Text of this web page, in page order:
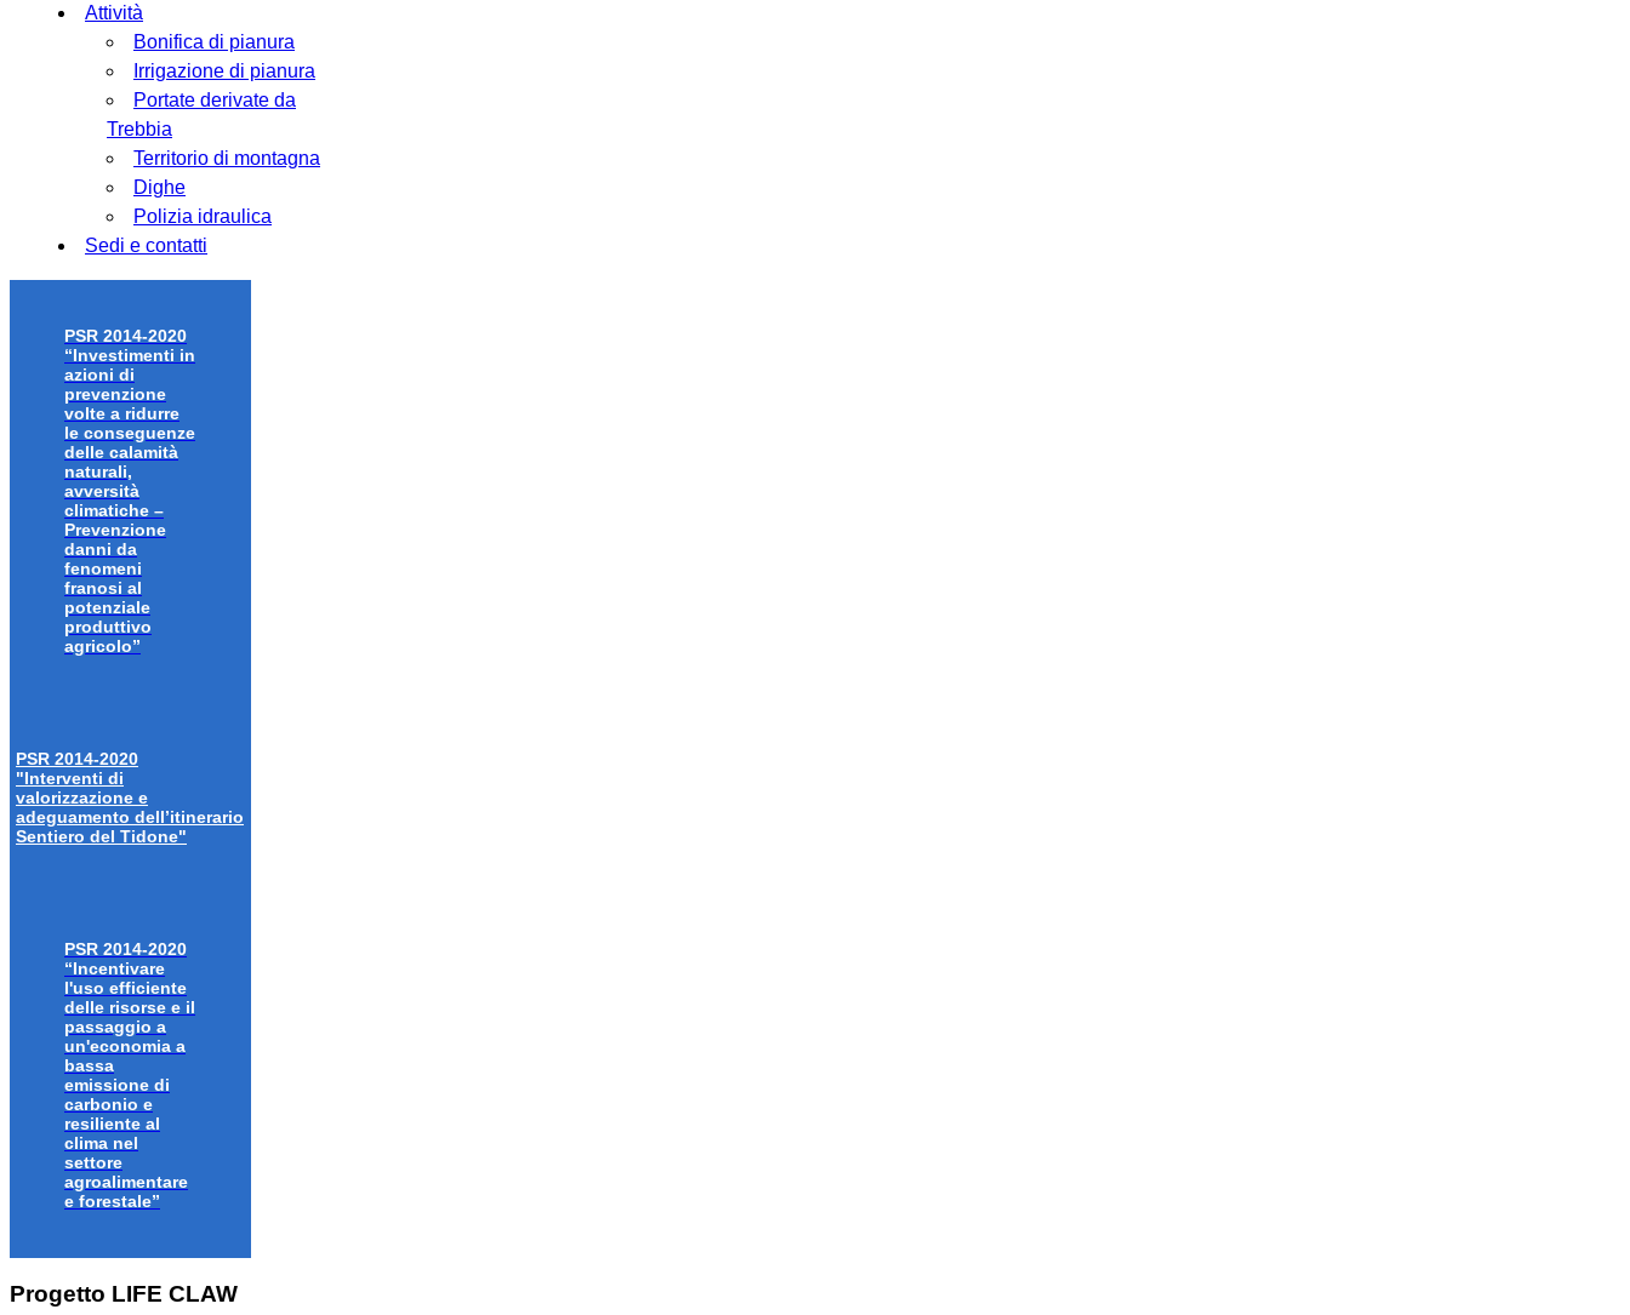
Attività
Bonifica di pianura
Irrigazione di pianura
Portate derivate da
Trebbia
Territorio di montagna
Dighe
Polizia idraulica
Sedi e contatti
PSR 2014-2020
“Investimenti in
azioni di
prevenzione
volte a ridurre
le conseguenze
delle calamità
naturali,
avversità
climatiche –
Prevenzione
danni da
fenomeni
franosi al
potenziale
produttivo
agricolo”
PSR 2014-2020
"Interventi di
valorizzazione e
adeguamento dell’itinerario
Sentiero del Tidone"
PSR 2014-2020
“Incentivare
l'uso efficiente
delle risorse e il
passaggio a
un'economia a
bassa
emissione di
carbonio e
resiliente al
clima nel
settore
agroalimentare
e forestale”
Progetto LIFE CLAW